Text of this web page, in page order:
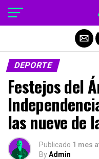
DEPORTE
Festejos del
las nueve de
Publicado 1 mes
ByAdmin
Salir